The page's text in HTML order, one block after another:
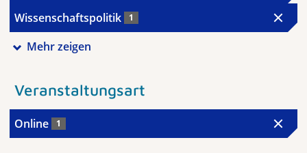
Wissenschaftspolitik 1
Mehr zeigen
Veranstaltungsart
Online 1